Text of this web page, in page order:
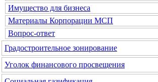
Имущество для бизнеса
Материалы Корпорации МСП
Вопрос-ответ
Градостроительное зонирование
Уголок финансового просвещения